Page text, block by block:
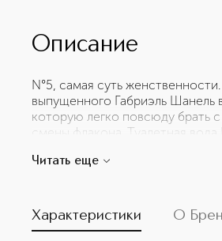
Описание
N°5, самая суть
выпущенного Габриэль Шанель
которую легко повсюду брать
смены флакона. Туалетная
ванили, ветивера и
Читать еще
Характеристики О